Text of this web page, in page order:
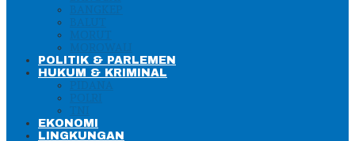
BANGKEP
BALUT
MORUT
MOROWALI
POLITIK & PARLEMEN
HUKUM & KRIMINAL
PIDANA
POLRI
TNI
EKONOMI
LINGKUNGAN